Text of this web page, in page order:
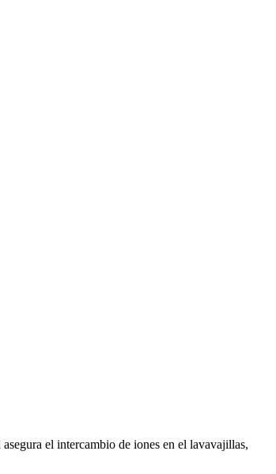
el intercambio de iones en el lavavajillas,